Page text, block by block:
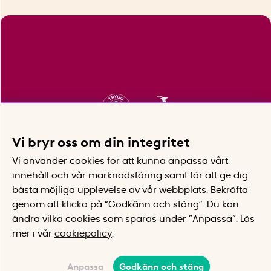
Vi bryr oss om din integritet
Vi använder cookies för att kunna anpassa vårt
innehåll och vår marknadsföring samt för att ge dig
bästa möjliga upplevelse av vår webbplats.
Bekräfta
genom att klicka på “Godkänn och stäng”. Du kan
ändra vilka cookies som sparas under ”Anpassa”.
Läs
mer i vår cookiepolicy
Anpassa Godkänn och stäng